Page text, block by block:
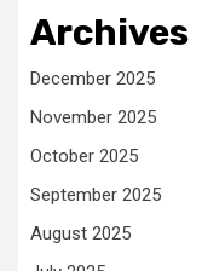
Archives
December 2025
November 2025
October 2025
September 2025
August 2025